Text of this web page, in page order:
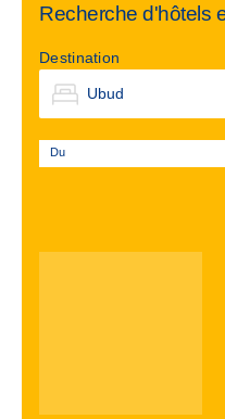
Recherche d'hôtels
Destination
Du